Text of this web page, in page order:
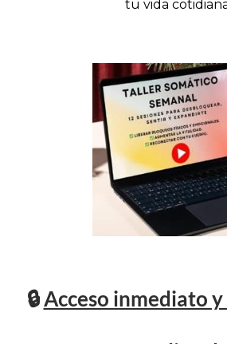
tu vida
🔒Acceso inmediato